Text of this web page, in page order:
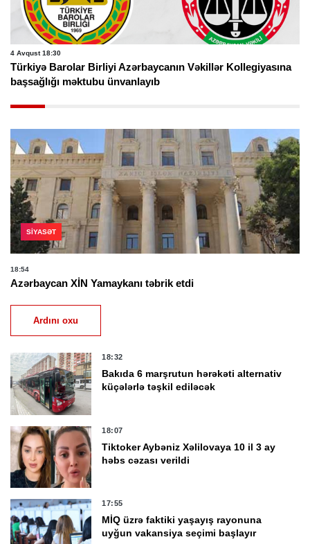
4 Avqust 18:30
Türkiyə Barolar Birliyi Azərbaycanın Vəkillər Kollegiyasına
başsağlığı məktubu ünvanlayıb
SIYASƏT
18:54
Azərbaycan XİN Yamaykanı təbrik etdi
Ardını oxu
18:32
Bakıda 6 marşrutun hərəkəti alternativ
küçələrlə təşkil ediləcək
18:07
Tiktoker Aybəniz Xəlilovaya 10 il 3 ay
həbs cəzası verildi
17:55
MİQ üzrə faktiki yaşayış rayonuna
uyğun vakansiya seçimi başlayır